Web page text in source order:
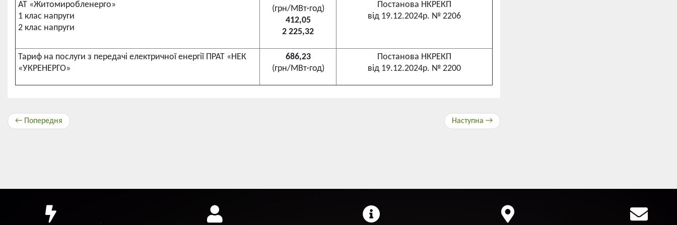
АТ «Житомиробленерго»
1 клас напруги
2 клас напруги
(грн/МВт·год)
412,05
2 225,32
Постанова НКРЕКП
від 19.12.2024р. № 2206
Тариф на послуги з передачі електричної енергії ПРАТ «НЕК
«УКРЕНЕРГО»
686,23
(грн/МВт·год)
Постанова НКРЕКП
від 19.12.2024р. № 2200
← Попередня Наступна →